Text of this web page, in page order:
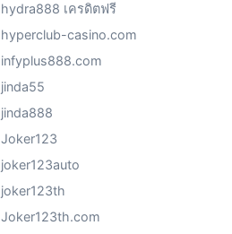
hydra888 เครดิตฟรี
hyperclub-casino.com
infyplus888.com
jinda55
jinda888
Joker123
joker123auto
joker123th
Joker123th.com